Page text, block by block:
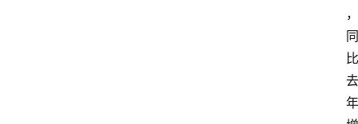
，
同
比
去
年